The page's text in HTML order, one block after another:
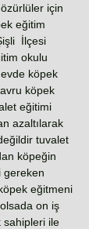
için
eğitim
İlçesi
okulu
köpek
köpek
eğitimi
azaltılarak
tuvalet
köpeğin
gereken
eğitmeni
on iş
sahipleri ile